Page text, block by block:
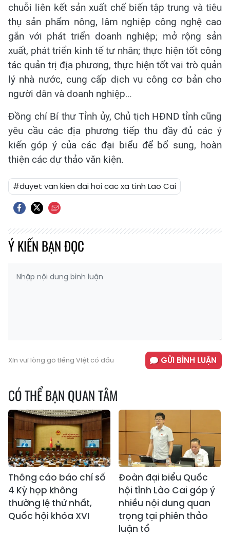
chuỗi liên kết sản xuất chế biến tập trung và tiêu
thụ sản phẩm nông, lâm nghiệp công nghệ cao
gắn với phát triển doanh nghiệp; mở rộng sản
xuất, phát triển kinh tế tư nhân; thực hiện tốt công
tác quản trị địa phương, thực hiện tốt vai trò quản
lý nhà nước, cung cấp dịch vụ công cơ bản cho
người dân và doanh nghiệp…
Đồng chí Bí thư Tỉnh ủy, Chủ tịch HĐND tỉnh cũng
yêu cầu các địa phương tiếp thu đầy đủ các ý
kiến góp ý của các đại biểu để bổ sung, hoàn
thiện các dự thảo văn kiện.
#duyet van kien dai hoi cac xa tinh Lao Cai
Ý KIẾN BẠN ĐỌC
Xin vui lòng gõ tiếng Việt có dấu GỬI BÌNH LUẬN
CÓ THỂ BẠN QUAN TÂM
Thông cáo báo chí số
4 Kỳ họp không
thường lệ thứ nhất,
Quốc hội khóa XVI
Đoàn đại biểu Quốc
hội tỉnh Lào Cai góp ý
nhiều nội dung quan
trọng tại phiên thảo
luận tổ